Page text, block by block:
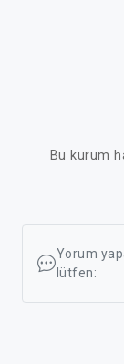
Bu kurum
Yorum
lütfen: